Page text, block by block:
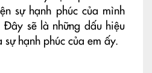
sự hạnh phúc của mình
Đây sẽ là những dấu hiệu
hạnh phúc của em ấy.